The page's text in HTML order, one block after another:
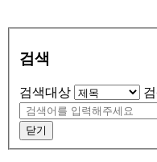
검색
검색대상
닫기